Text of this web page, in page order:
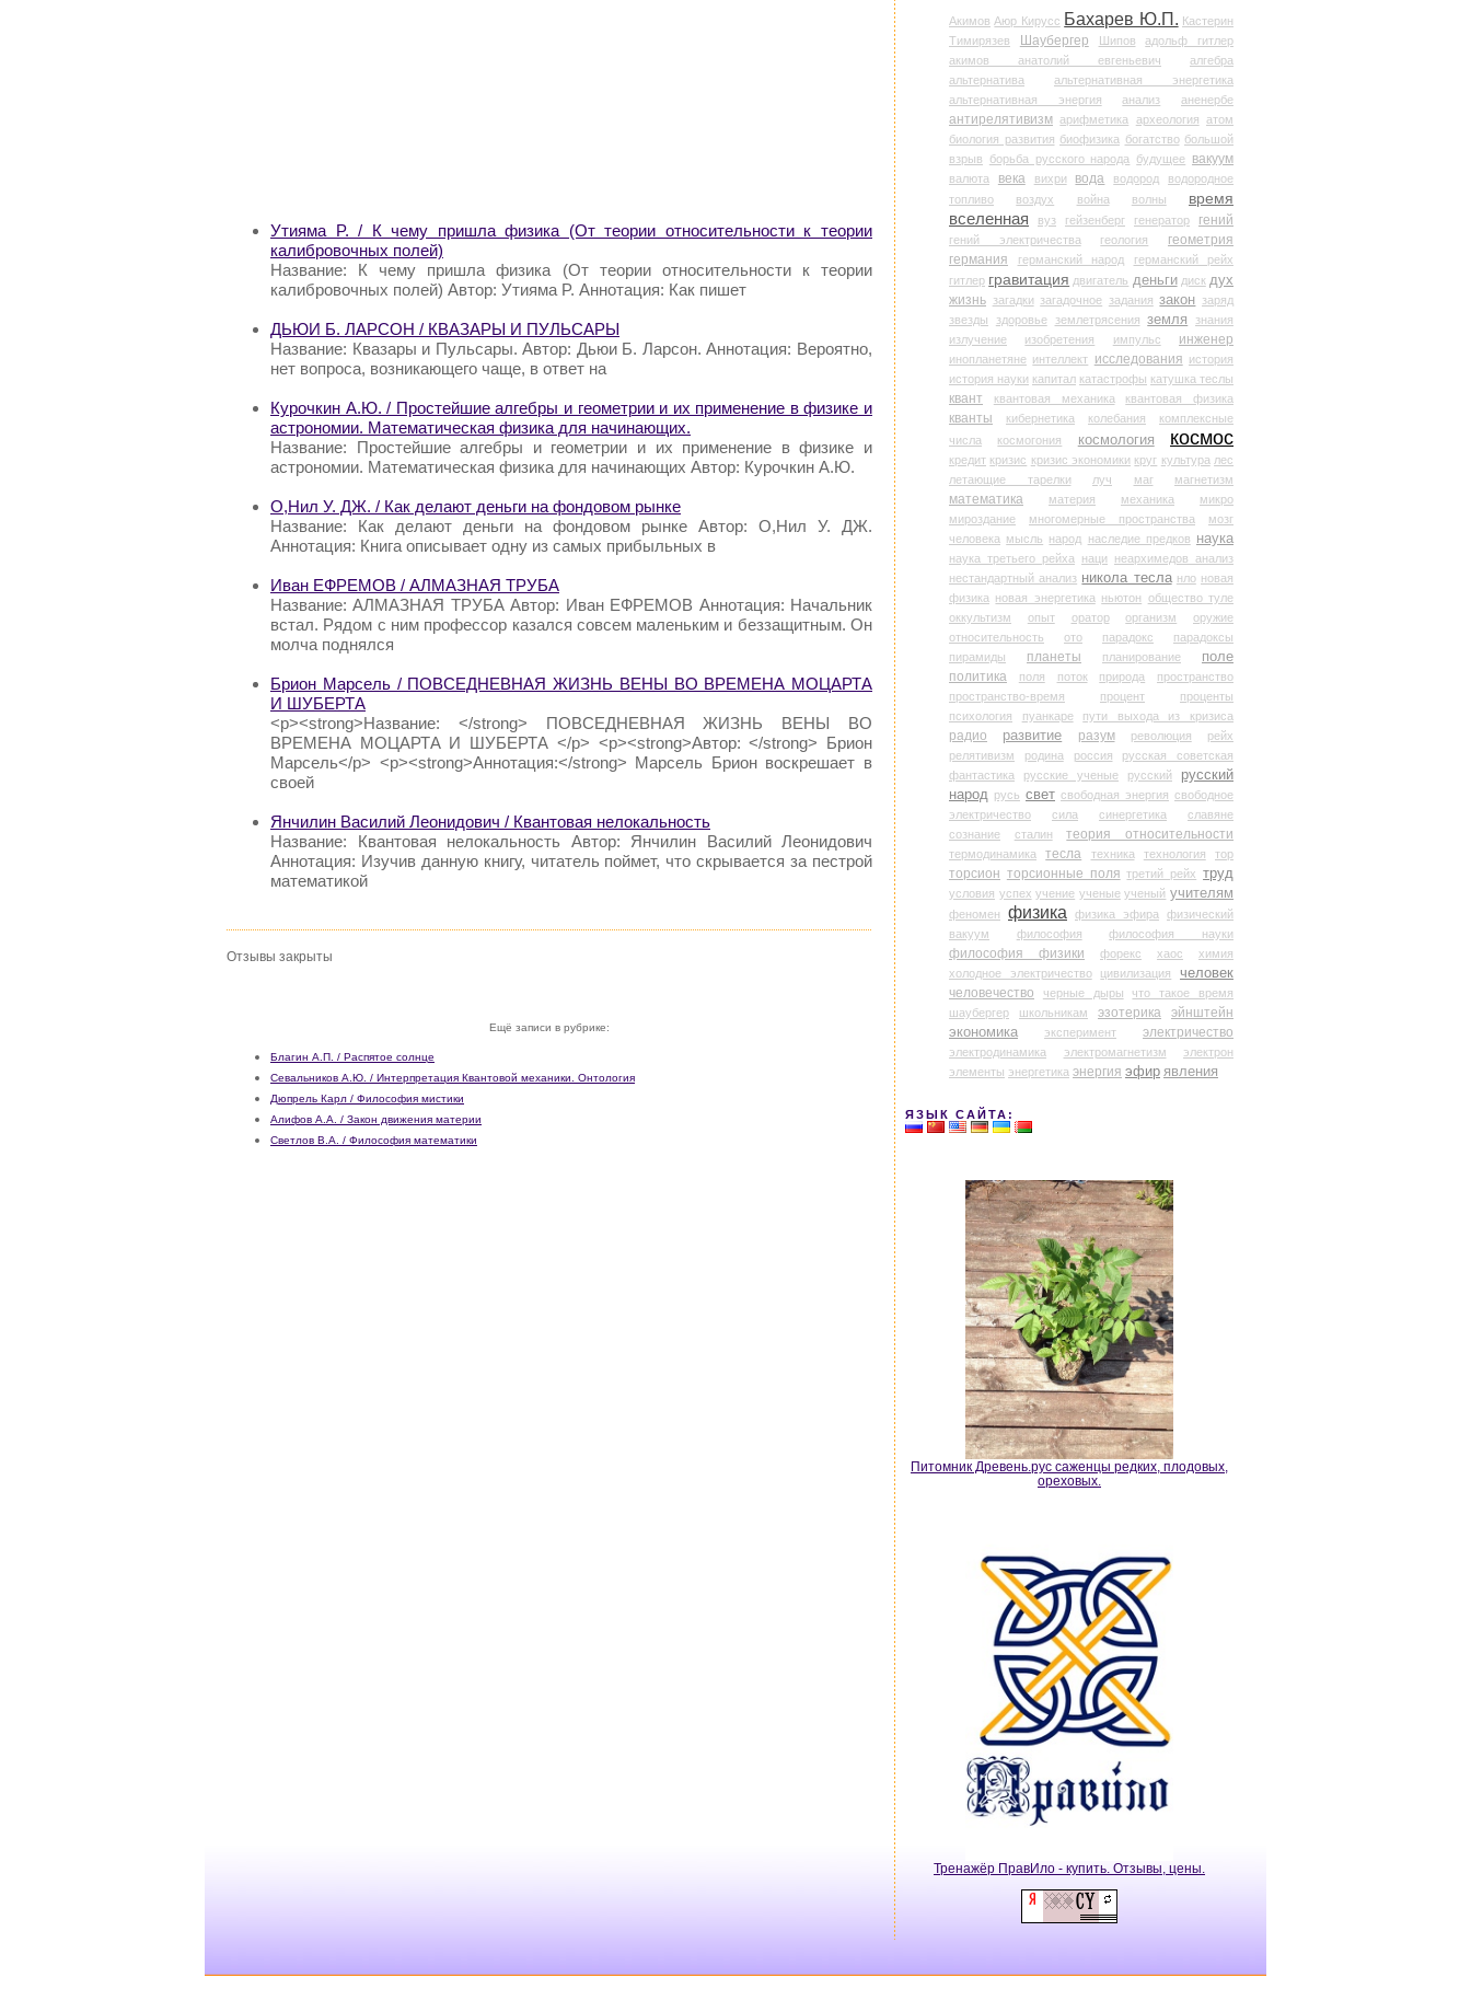
Утияма P. / К чему пришла физика (От теории относительности к теории
калибровочных полей)
Название: К чему пришла физика (От теории относительности к теории
калибровочных полей) Автор: Утияма P. Аннотация: Как пишет
ДЬЮИ Б. ЛАРСОН / КВАЗАРЫ И ПУЛЬСАРЫ
Название: Квазары и Пульсары. Автор: Дьюи Б. Ларсон. Аннотация: Вероятно,
нет вопроса, возникающего чаще, в ответ на
Курочкин А.Ю. / Простейшие алгебры и геометрии и их применение в физике и
астрономии. Математическая физика для начинающих.
Название: Простейшие алгебры и геометрии и их применение в физике и
астрономии. Математическая физика для начинающих Автор: Курочкин А.Ю.
О,Нил У. ДЖ. / Как делают деньги на фондовом рынке
Название: Как делают деньги на фондовом рынке Автор: О,Нил У. ДЖ.
Аннотация: Книга описывает одну из самых прибыльных в
Иван ЕФРЕМОВ / АЛМАЗНАЯ ТРУБА
Название: АЛМАЗНАЯ ТРУБА Автор: Иван ЕФРЕМОВ Аннотация: Начальник
встал. Рядом с ним профессор казался совсем маленьким и беззащитным. Он
молча поднялся
Брион Марсель / ПОВСЕДНЕВНАЯ ЖИЗНЬ ВЕНЫ ВО ВРЕМЕНА МОЦАРТА
И ШУБЕРТА
<p><strong>Название: </strong> ПОВСЕДНЕВНАЯ ЖИЗНЬ ВЕНЫ ВО
ВРЕМЕНА МОЦАРТА И ШУБЕРТА </p> <p><strong>Автор: </strong> Брион
Марсель</p> <p><strong>Аннотация:</strong> Марсель Брион воскрешает в
своей
Янчилин Василий Леонидович / Квантовая нелокальность
Название: Квантовая нелокальность Автор: Янчилин Василий Леонидович
Аннотация: Изучив данную книгу, читатель поймет, что скрывается за пестрой
математикой
Отзывы закрыты
Ещё записи в рубрике:
Благин А.П. / Распятое солнце
Севальников А.Ю. / Интерпретация Квантовой механики. Онтология
Дюпрель Карл / Философия мистики
Алифов А.А. / Закон движения материи
Светлов В.А. / Философия математики
Акимов Аюр Кирусс Бахарев Ю.П. Кастерин
Тимирязев
Шаубергер Шипов
адольф гитлер
акимов анатолий евгеньевич
алгебра
альтернатива
альтернативная энергетика
альтернативная энергия
анализ аненербе
антирелятивизм арифметика археология атом
биология развития биофизика богатство большой
взрыв
борьба русского народа будущее вакуум
валюта века вихри вода водород
водородное
топливо
воздух война волны
время
вселенная
вуз гейзенберг генератор гений
гений электричества геология
геометрия
германия
германский народ
германский рейх
гитлер гравитация двигатель деньги диск дух
жизнь загадки загадочное задания закон заряд
звезды
здоровье землетрясения земля
знания
излучение
изобретения импульс инженер
инопланетяне интеллект исследования история
история науки капитал катастрофы катушка теслы
квант квантовая механика квантовая физика
кванты кибернетика колебания
комплексные
числа
космогония космология космос
кредит кризис кризис экономики круг культура лес
летающие тарелки
луч маг магнетизм
математика материя механика
микро
мироздание
многомерные пространства
мозг
человека мысль народ наследие предков наука
наука третьего рейха наци
неархимедов анализ
нестандартный анализ никола тесла нло новая
физика новая энергетика ньютон общество туле
оккультизм
опыт оратор организм
оружие
относительность
ото парадокс
парадоксы
пирамиды
планеты планирование
поле
политика
поля поток природа
пространство
пространство-время
процент
проценты
психология
пуанкаре пути выхода из кризиса
радио развитие разум революция
рейх
релятивизм
родина россия
русская советская
фантастика
русские ученые русский
русский
народ русь свет свободная энергия свободное
электричество
сила синергетика
славяне
сознание
сталин теория относительности
термодинамика тесла техника технология тор
торсион торсионные поля третий рейх труд
условия успех учение ученые ученый учителям
феномен физика физика эфира
физический
вакуум
философия философия науки
философия физики форекс хаос
химия
холодное электричество
цивилизация человек
человечество черные дыры
что такое время
шаубергер
школьникам эзотерика
эйнштейн
экономика
эксперимент электричество
электродинамика электромагнетизм
электрон
элементы энергетика энергия эфир явления
ЯЗЫК САЙТА:
Питомник Древень.рус саженцы редких, плодовых,
ореховых.
Тренажёр ПравИло - купить. Отзывы, цены.